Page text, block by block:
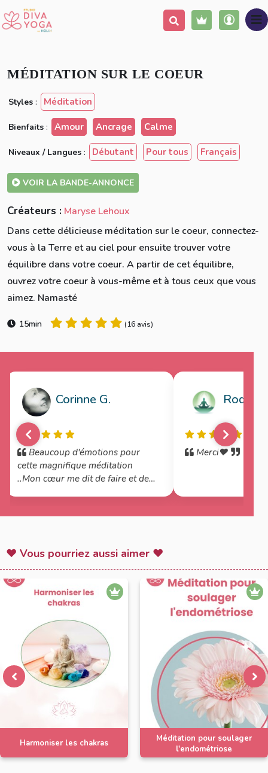
Ajouter à ma liste Partager
MÉDITATION SUR LE COEUR
Styles : Méditation
Bienfaits : Amour Ancrage Calme
Niveaux / Langues : Débutant Pour tous Français
VOIR LA BANDE-ANNONCE
Créateurs : Maryse Lehoux
Dans cette délicieuse méditation sur le coeur, connectez-
vous à la Terre et au ciel pour ensuite trouver votre
équilibre dans votre coeur. A partir de cet équilibre,
ouvrez votre coeur à vous-même et à tous ceux que vous
aimez. Namasté
15min (16 avis)
Corinne G.
Beaucoup d'émotions pour
cette magnifique méditation
..Mon cœur me dit de faire et de
Maryse..
Rodica
Merci❤️
♥ Vous pourriez aussi aimer ♥
Harmoniser les chakras
Méditation pour soulager
l'endométriose